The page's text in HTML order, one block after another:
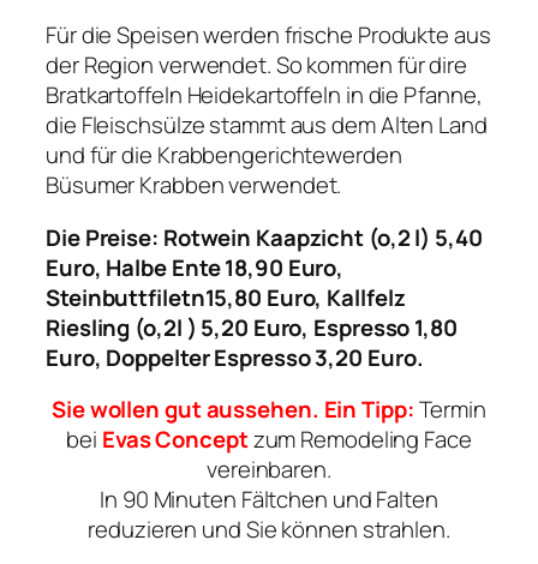
Für die Speisen werden frische Produkte aus
der Region verwendet. So kommen für dire
Bratkartoffeln Heidekartoffeln in die Pfanne,
die Fleischsülze stammt aus dem Alten Land
und für die Krabbengerichtewerden
Büsumer Krabben verwendet.
Die Preise: Rotwein Kaapzicht (o,2 l) 5,40
Euro, Halbe Ente 18,90 Euro,
Steinbuttfiletn15,80 Euro, Kallfelz
Riesling (o,2l ) 5,20 Euro, Espresso 1,80
Euro, Doppelter Espresso 3,20 Euro.
Sie wollen gut aussehen. Ein Tipp:Termin
bei Evas Conceptzum Remodeling Face
vereinbaren.
In 90 Minuten Fältchen und Falten
reduzieren und Sie können strahlen.